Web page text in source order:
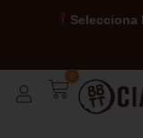
Selecciona
0